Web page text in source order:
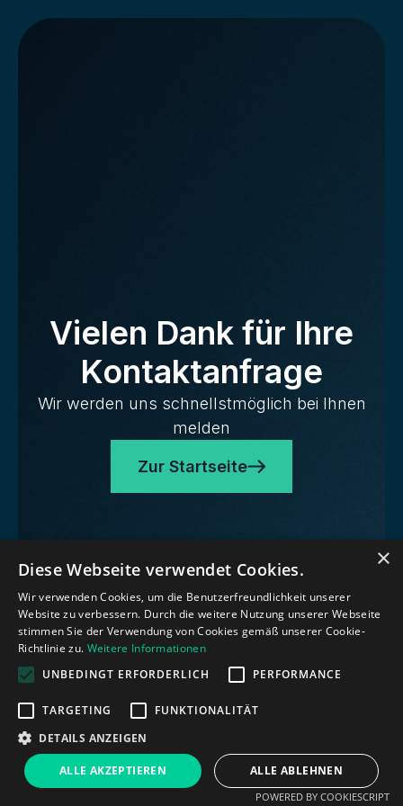
Vielen Dank für Ihre
Kontaktanfrage
Wir werden uns schnellstmöglich bei Ihnen
melden
Zur Startseite
Zur Startseite
×
Diese Webseite verwendet Cookies.
Wir verwenden Cookies, um die Benutzerfreundlichkeit unserer
Website zu verbessern. Durch die weitere Nutzung unserer Webseite
stimmen Sie der Verwendung von Cookies gemäß unserer Cookie-
Richtlinie zu. Weitere Informationen
UNBEDINGT ERFORDERLICH
PERFORMANCE
TARGETING
FUNKTIONALITÄT
DETAILS ANZEIGEN
ALLE AKZEPTIEREN ALLE ABLEHNEN
POWERED BY COOKIESCRIPT